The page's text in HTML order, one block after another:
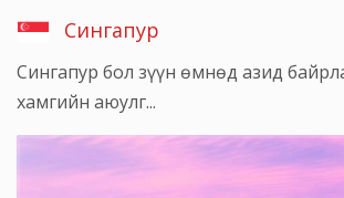
Сингапур
Сингапур бол зүүн өмнөд азид
хамгийн аюулг...